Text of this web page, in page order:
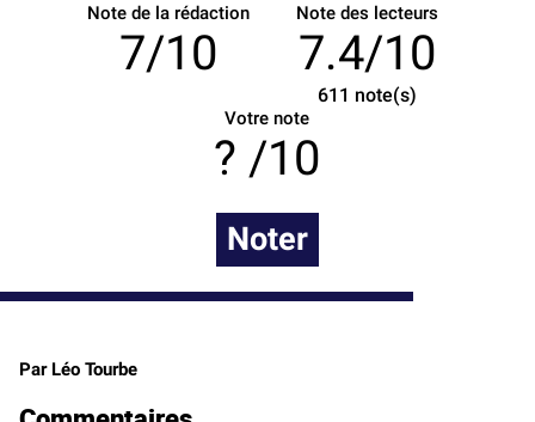
Note de la rédaction
7/10
Note des lecteurs
7.4/10
611 note(s)
Votre note
/10
Noter
Par Léo Tourbe